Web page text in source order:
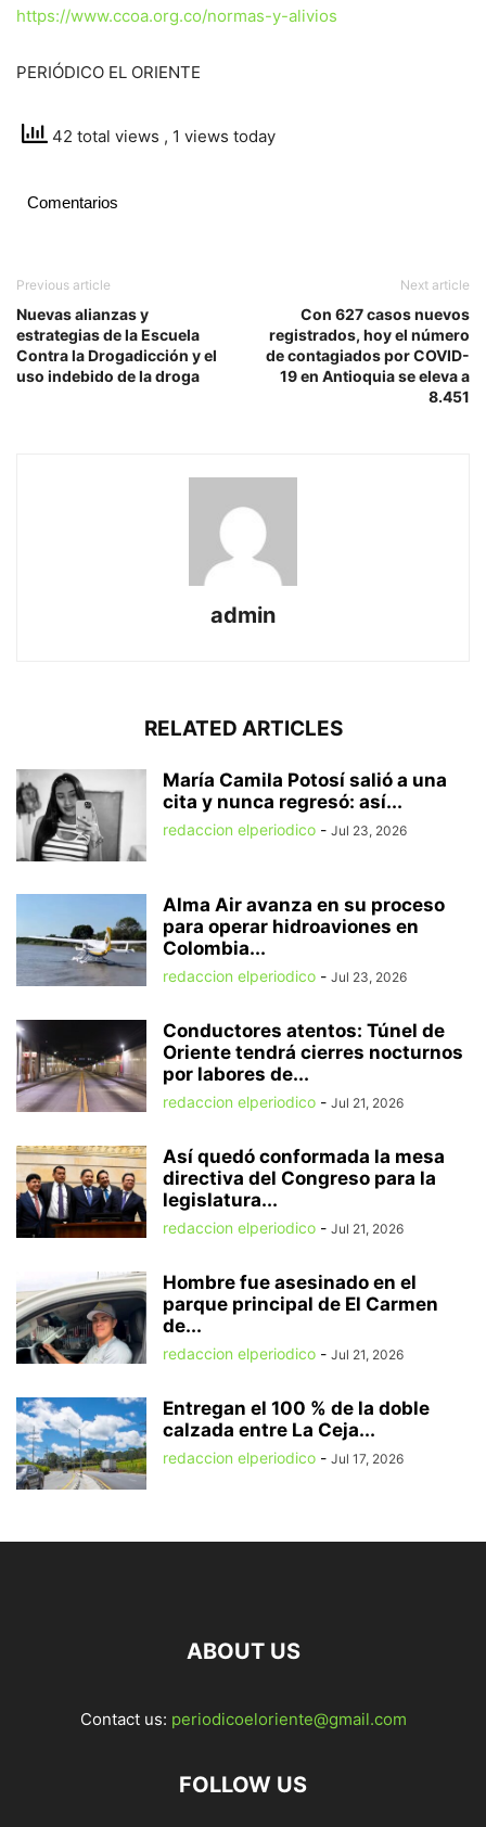
https://www.ccoa.org.co/normas-y-alivios
PERIÓDICO EL ORIENTE
42 total views , 1 views today
Comentarios
Previous article
Nuevas alianzas y
estrategias de la Escuela
Contra la Drogadicción y el
uso indebido de la droga
Next article
Con 627 casos nuevos
registrados, hoy el número
de contagiados por COVID-
19 en Antioquia se eleva a
8.451
admin
RELATED ARTICLES
María Camila Potosí salió a una
cita y nunca regresó: así...
redaccion elperiodico - Jul 23, 2026
Alma Air avanza en su proceso
para operar hidroaviones en
Colombia...
redaccion elperiodico - Jul 23, 2026
Conductores atentos: Túnel de
Oriente tendrá cierres nocturnos
por labores de...
redaccion elperiodico - Jul 21, 2026
Así quedó conformada la mesa
directiva del Congreso para la
legislatura...
redaccion elperiodico - Jul 21, 2026
Hombre fue asesinado en el
parque principal de El Carmen
de...
redaccion elperiodico - Jul 21, 2026
Entregan el 100 % de la doble
calzada entre La Ceja...
redaccion elperiodico - Jul 17, 2026
ABOUT US
Contact us: periodicoeloriente@gmail.com
FOLLOW US